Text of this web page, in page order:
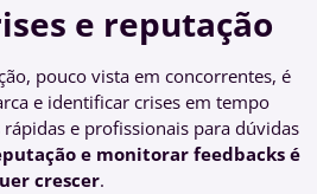
e reputação
pouco vista em concorrentes, é
e identificar crises em tempo
e profissionais para dúvidas
e monitorar feedbacks é
crescer.